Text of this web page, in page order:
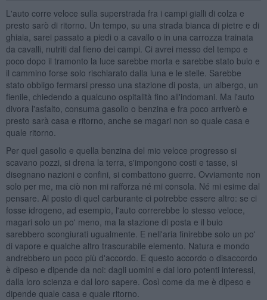
L'auto corre veloce sulla superstrada fra i campi gialli di colza e
presto sarò di ritorno. Un tempo, su una strada bianca di pietre e di
ghiaia, sarei passato a piedi o a cavallo o in una carrozza trainata
da cavalli, nutriti dal fieno dei campi. Ci avrei messo del tempo e
poco dopo il tramonto la luce sarebbe morta e sarebbe stato buio e
il cammino forse solo rischiarato dalla luna e le stelle. Sarebbe
stato obbligo fermarsi presso una stazione di posta, un albergo, un
fienile, chiedendo a qualcuno ospitalità fino all'indomani. Ma l'auto
divora l'asfalto, consuma gasolio o benzina e fra poco arriverò e
presto sarà casa e ritorno, anche se magari non so quale casa e
quale ritorno.
Per quel gasolio e quella benzina del mio veloce progresso si
scavano pozzi, si drena la terra, s'impongono costi e tasse, si
disegnano nazioni e confini, si combattono guerre. Ovviamente non
solo per me, ma ciò non mi rafforza né mi consola. Né mi esime dal
pensare. Al posto di quel carburante ci potrebbe essere altro: se ci
fosse idrogeno, ad esempio, l'auto correrebbe lo stesso veloce,
magari solo un po' meno, ma la stazione di posta e il buio
sarebbero scongiurati ugualmente. E nell'aria finirebbe solo un po'
di vapore e qualche altro trascurabile elemento. Natura e mondo
andrebbero un poco più d'accordo. E questo accordo o disaccordo
è dipeso e dipende da noi: dagli uomini e dai loro potenti interessi,
dalla loro scienza e dal loro sapere. Così come da me è dipeso e
dipende quale casa e quale ritorno.